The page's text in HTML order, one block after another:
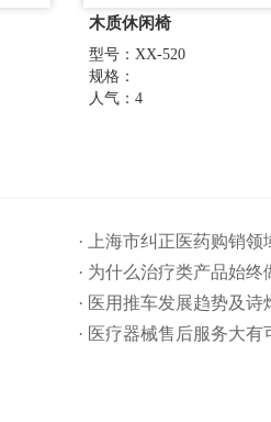
木质休闲椅
型号：XX-520
规格：
人气：4
· 上海市纠正医药购销
· 为什么治疗类产品始终
· 医用推车发展趋势及诗
· 医疗器械售后服务大有